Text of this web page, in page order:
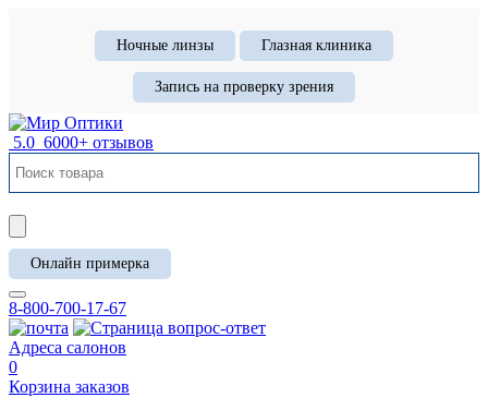
Ночные линзы Глазная клиника
Запись на проверку зрения
5.0 6000+ отзывов
Онлайн примерка
8-800-700-17-67
Адреса салонов
0
Корзина заказов